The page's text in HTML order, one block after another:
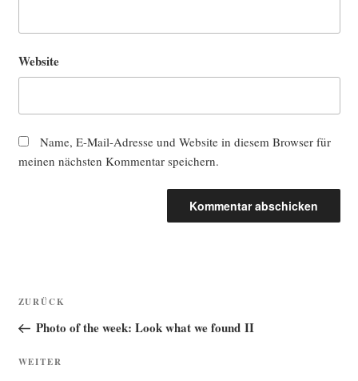
Website
Name, E-Mail-Adresse und Website in diesem Browser für
meinen nächsten Kommentar speichern.
Beitragsnavigation
Vorheriger
Beitrag
ZURÜCK
Photo of the week: Look what we found II
Nächster
WEITER